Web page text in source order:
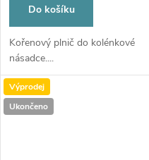
Do košíku
Kořenový plnič do kolénkové
násadce....
Výprodej
Ukončeno